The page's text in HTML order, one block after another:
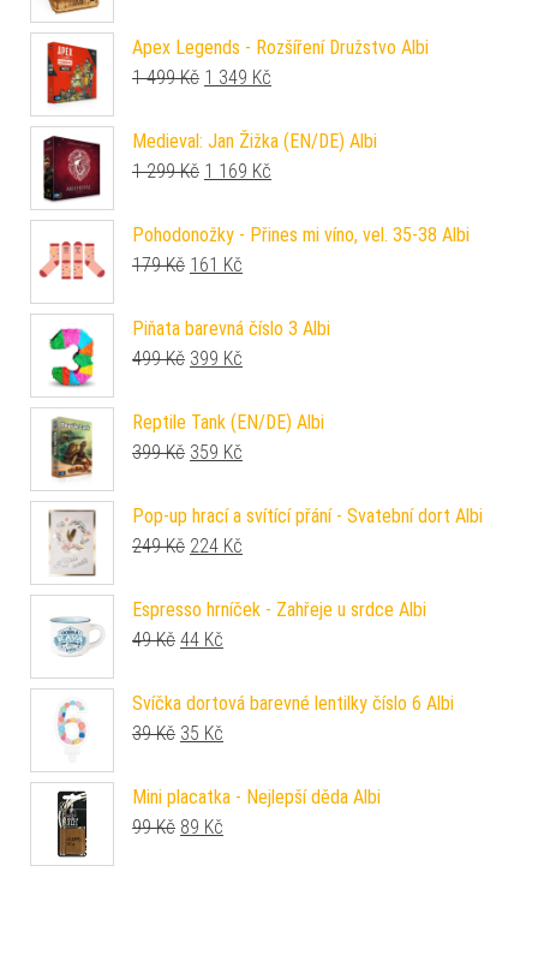
Apex Legends - Rozšíření Družstvo Albi
1 499Kč Původní cena byla: 1 499 Kč.
1 349 Kč
Medieval: Jan Žižka (EN/DE) Albi
1 299Kč Původní cena byla: 1 299 Kč.
1 169 Kč
Pohodonožky - Přines mi víno, vel. 35-38 Albi
179Kč Původní cena byla: 179 Kč.
161 Kč
Piňata barevná číslo 3 Albi
499Kč Původní cena byla: 499 Kč.
399 Kč
Reptile Tank (EN/DE) Albi
399Kč Původní cena byla: 399 Kč.
359 Kč
Pop-up hrací a svítící přání - Svatební dort Albi
249Kč Původní cena byla: 249 Kč.
224 Kč
Espresso hrníček - Zahřeje u srdce Albi
49Kč Původní cena byla: 49 Kč.
44 Kč
Svíčka dortová barevné lentilky číslo 6 Albi
39Kč Původní cena byla: 39 Kč.
35 Kč
Mini placatka - Nejlepší děda Albi
99Kč Původní cena byla: 99 Kč.
89 Kč